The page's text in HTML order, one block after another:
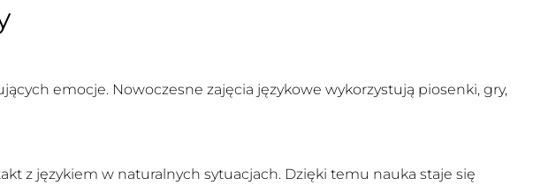
emocje. Nowoczesne zajęcia językowe wykorzystują piosenki, gry,
z językiem w naturalnych sytuacjach. Dzięki temu nauka staje się